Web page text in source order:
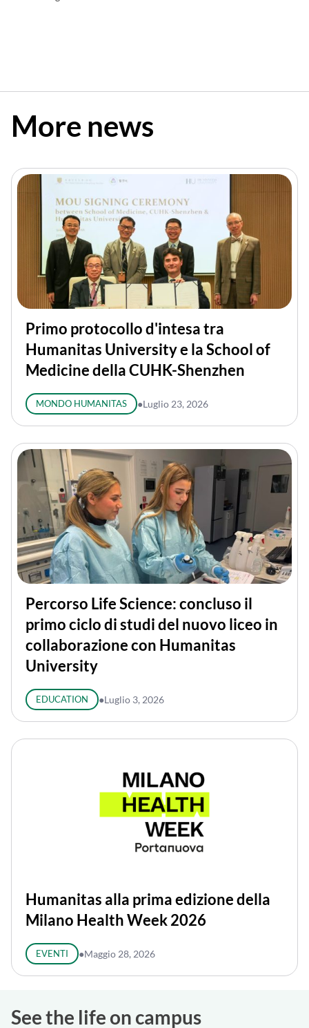
More news
Primo protocollo d'intesa tra
Humanitas University e la School of
Medicine della CUHK-Shenzhen
MONDO HUMANITAS ●Luglio 23, 2026
Percorso Life Science: concluso il
primo ciclo di studi del nuovo liceo in
collaborazione con Humanitas
University
EDUCATION ●Luglio 3, 2026
Humanitas alla prima edizione della
Milano Health Week 2026
EVENTI ●Maggio 28, 2026
See the life on campus